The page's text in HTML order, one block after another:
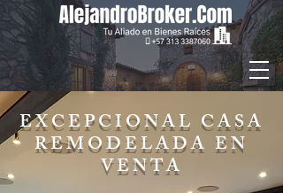
EXCEPCIONAL CASA
REMODELADA EN
VENTA